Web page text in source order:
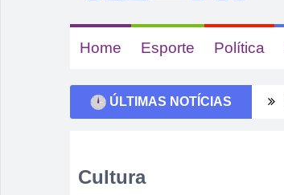
Home Esporte Política
ÚLTIMAS NOTÍCIAS
Cultura